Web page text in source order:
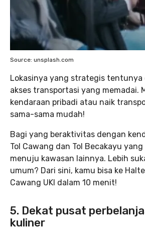
Source: unsplash.com
Lokasinya yang strategis
akses transportasi yang memadai.
kendaraan pribadi atau naik
sama-sama mudah!
Bagi yang beraktivitas dengan
Tol Cawang dan Tol Becakayu
menuju kawasan lainnya. Lebih
umum? Dari sini, kamu bisa ke
Cawang UKI dalam 10 menit!
5. Dekat pusat
kuliner